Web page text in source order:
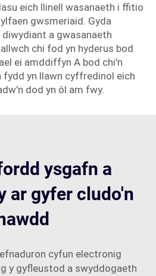
eich llinell wasanaeth i ffitio
gwsmeriaid. Gyda
a gwasanaeth
chi fod yn hyderus bod
ei amddiffyn A bod chi'n
fydd yn llawn cyffredinol eich
dod yn ôl am fwy.
ysgafn a
ar gyfer cludo'n
hawdd
cyfun electronig
y gyfleustod a swyddogaeth